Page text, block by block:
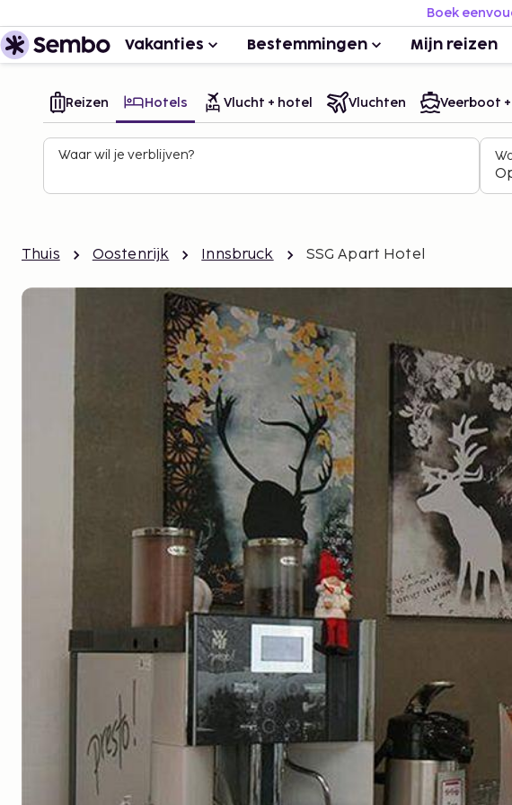
Boek
Vakanties Bestemmingen Mijn reizen
Reizen Hotels Vlucht + hotel Vluchten Veerboot
Waar wil je verblijven?
Thuis Oostenrijk Innsbruck SSG Apart Hotel